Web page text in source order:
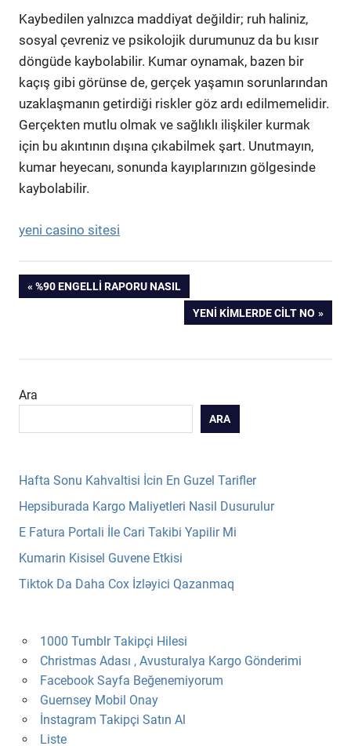
Kaybedilen yalnızca maddiyat değildir; ruh haliniz,
sosyal çevreniz ve psikolojik durumunuz da bu kısır
döngüde kaybolabilir. Kumar oynamak, bazen bir
kaçış gibi görünse de, gerçek yaşamın sorunlarından
uzaklaşmanın getirdiği riskler göz ardı edilmemelidir.
Gerçekten mutlu olmak ve sağlıklı ilişkiler kurmak
için bu akıntının dışına çıkabilmek şart. Unutmayın,
kumar heyecanı, sonunda kayıplarınızın gölgesinde
kaybolabilir.
yeni casino sitesi
Yazı
PREVIOUS
%90 ENGELLI RAPORU NASIL
NEXT
POST:
YENI KIMLERDE CILT NO
Ara
ARA
Hafta Sonu Kahvaltisi İcin En Guzel Tarifler
Hepsiburada Kargo Maliyetleri Nasil Dusurulur
E Fatura Portali İle Cari Takibi Yapilir Mi
Kumarin Kisisel Guvene Etkisi
Tiktok Da Daha Cox İzləyici Qazanmaq
1000 Tumblr Takipçi Hilesi
Christmas Adası , Avusturalya Kargo Gönderimi
Facebook Sayfa Beğenemiyorum
Guernsey Mobil Onay
İnstagram Takipçi Satın Al
Liste